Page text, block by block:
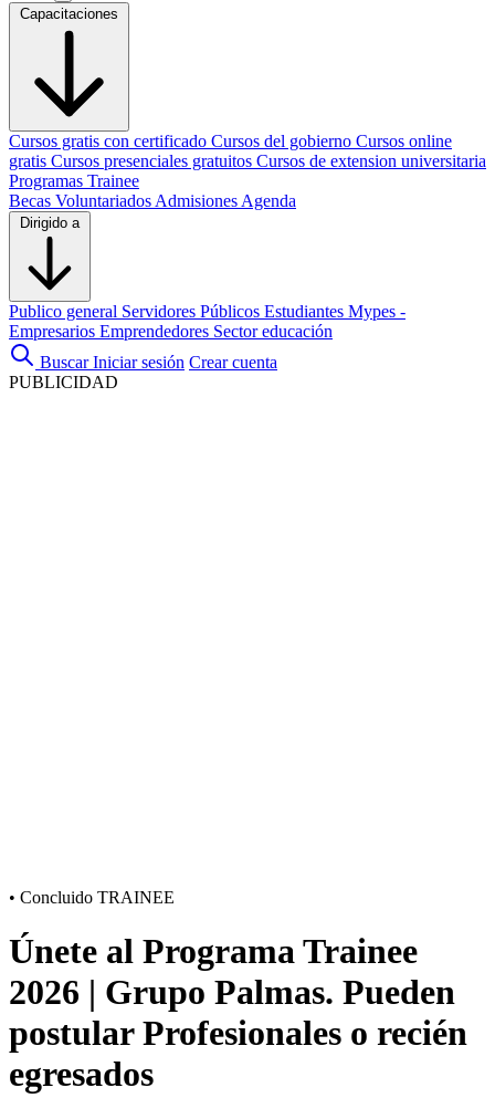
Capacitaciones
Cursos gratis con certificado Cursos del gobierno Cursos online
gratis Cursos presenciales gratuitos Cursos de extension universitaria
Programas Trainee
Becas Voluntariados Admisiones Agenda
Dirigido a
Publico general Servidores Públicos Estudiantes Mypes -
Empresarios Emprendedores Sector educación
Buscar Iniciar sesión Crear cuenta
PUBLICIDAD
• Concluido TRAINEE
Únete al Programa Trainee
2026 | Grupo Palmas. Pueden
postular Profesionales o recién
egresados